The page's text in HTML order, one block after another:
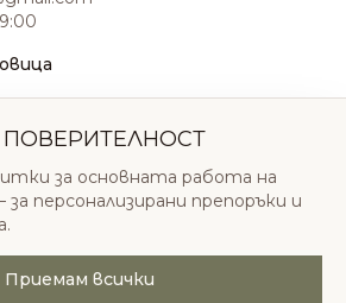
ООД. Всички права
за основната работа на
персонализирани препоръки и
Приемам всички